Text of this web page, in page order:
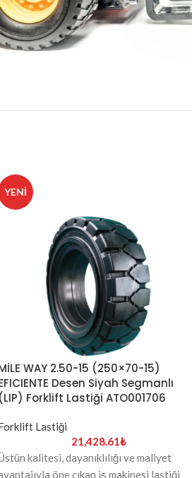
YENI
WAY 2.50-15 (250×70-15)
Desen Siyah Segmanlı
(LIP) Forklift Lastiği ATO001706
Lastiği
21,428.61₺
kalitesi, dayanıklılığı ve maliyet
öne çıkan iş makinesi lastiği